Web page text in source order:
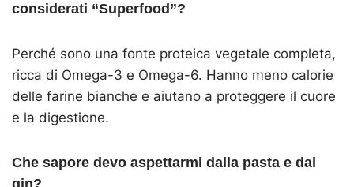
considerati “Superfood”?
Perché sono una fonte proteica vegetale completa,
ricca di Omega-3 e Omega-6. Hanno meno calorie
delle farine bianche e aiutano a proteggere il cuore
e la digestione.
Che sapore devo aspettarmi dalla pasta e dal
gin?